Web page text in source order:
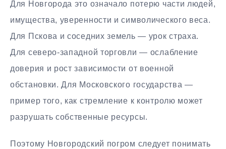
Для Новгорода это означало потерю части людей,
имущества, уверенности и символического веса.
Для Пскова и соседних земель — урок страха.
Для северо-западной торговли — ослабление
доверия и рост зависимости от военной
обстановки. Для Московского государства —
пример того, как стремление к контролю может
разрушать собственные ресурсы.
Поэтому Новгородский погром следует понимать